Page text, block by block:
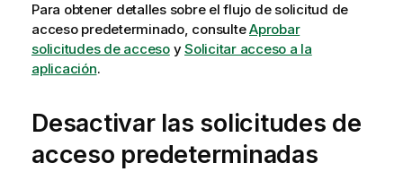
Para obtener detalles sobre el flujo de solicitud de
acceso predeterminado, consulteAprobar
solicitudes de accesoySolicitar acceso a la
aplicación.
Desactivar las solicitudes de
acceso predeterminadas